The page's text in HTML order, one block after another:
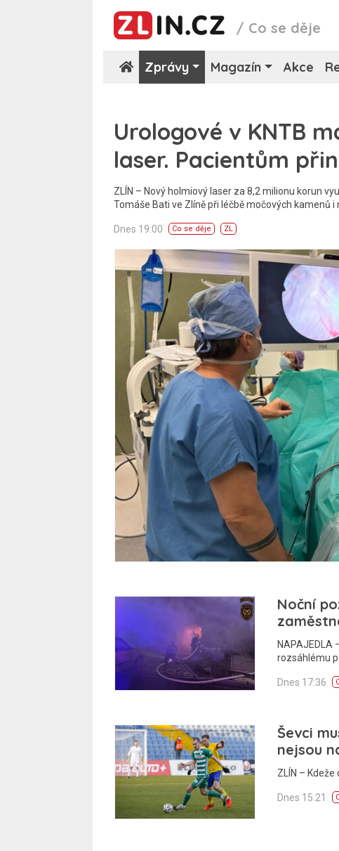
/ Co se děje
Zprávy Magazín Akce
Urologové v KNTB
laser. Pacientům
ZLÍN – Nový holmiový laser za 8,2 milionu korun
Tomáše Bati ve Zlíně při léčbě močových kamenů i
Dnes 19:00 Co se děje ZL
Noční
NAPAJEDLA
rozsáhlému
Dnes 17:36
Ševci
nejsou
ZLÍN –
Dnes 15:21